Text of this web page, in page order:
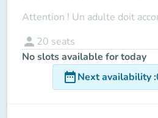
Attention ! Un adulte doit
person 20 seats
No slots available for today
date_rangeNext availability: